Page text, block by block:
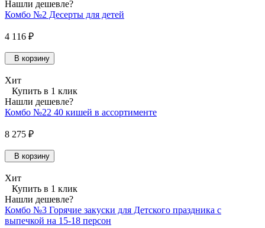
Нашли дешевле?
Комбо №2 Десерты для детей
4 116 ₽
В корзину
Хит
Купить в 1 клик
Нашли дешевле?
Комбо №22 40 кишей в ассортименте
8 275 ₽
В корзину
Хит
Купить в 1 клик
Нашли дешевле?
Комбо №3 Горячие закуски для Детского праздника с
выпечкой на 15-18 персон